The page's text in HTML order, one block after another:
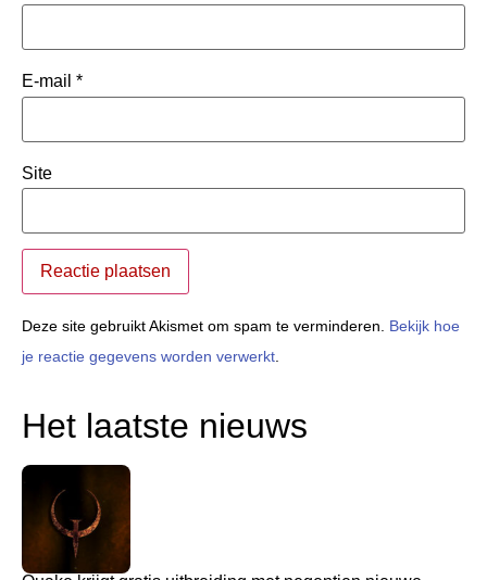
E-mail *
Site
Deze site gebruikt Akismet om spam te verminderen. Bekijk hoe
je reactie gegevens worden verwerkt
Het laatste nieuws